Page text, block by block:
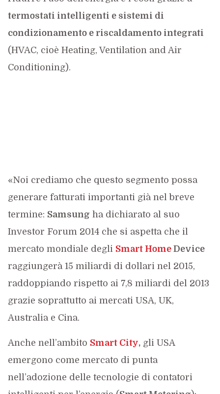
termostati intelligenti e sistemi di
condizionamento e riscaldamento integrati
(HVAC, cioè Heating, Ventilation and Air
Conditioning).
«Noi crediamo che questo segmento possa
generare fatturati importanti già nel breve
termine: Samsung ha dichiarato al suo
Investor Forum 2014 che si aspetta che il
mercato mondiale degli Smart HomeDevice
raggiungerà 15 miliardi di dollari nel 2015,
raddoppiando rispetto ai 7,8 miliardi del 2013
grazie soprattutto ai mercati USA, UK,
Australia e Cina.
Anche nell’ambito Smart City,gli USA
emergono come mercato di punta
nell’adozione delle tecnologie di contatori